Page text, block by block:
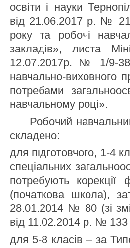
освіти і науки
від 21.06.2017 р. №
року та робочі
закладів», листа
12.07.2017р. № 1/9-
навчально-виховного
потребами
навчальному році».
Робочий
складено:
для підготовчого, 1-4
спеціальних
потребують корекції
(початкова школа),
28.01.2014 № 80 (зі
від 11.02.2014 р. №
для 5-8 класів – за